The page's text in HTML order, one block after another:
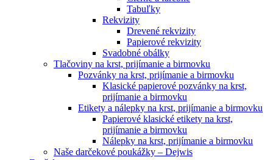
Tabuľky
Rekvizity
Drevené rekvizity
Papierové rekvizity
Svadobné obálky
Tlačoviny na krst, prijímanie a birmovku
Pozvánky na krst, prijímanie a birmovku
Klasické papierové pozvánky na krst,
prijímanie a birmovku
Etikety a nálepky na krst, prijímanie a birmovku
Papierové klasické etikety na krst,
prijímanie a birmovku
Nálepky na krst, prijímanie a birmovku
Naše darčekové poukážky – Dejwis